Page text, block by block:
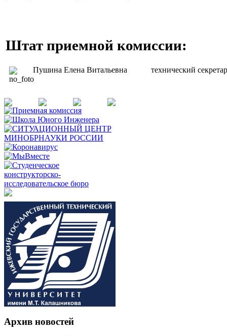
Штат приемной комиссии:
Пушина Елена Витальевна технический
Архив новостей